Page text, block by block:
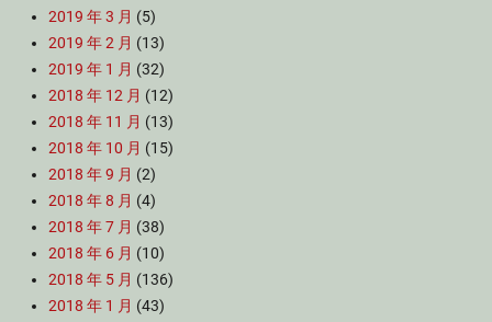
2019 年 3 月 (5)
2019 年 2 月 (13)
2019 年 1 月 (32)
2018 年 12 月 (12)
2018 年 11 月 (13)
2018 年 10 月 (15)
2018 年 9 月 (2)
2018 年 8 月 (4)
2018 年 7 月 (38)
2018 年 6 月 (10)
2018 年 5 月 (136)
2018 年 1 月 (43)